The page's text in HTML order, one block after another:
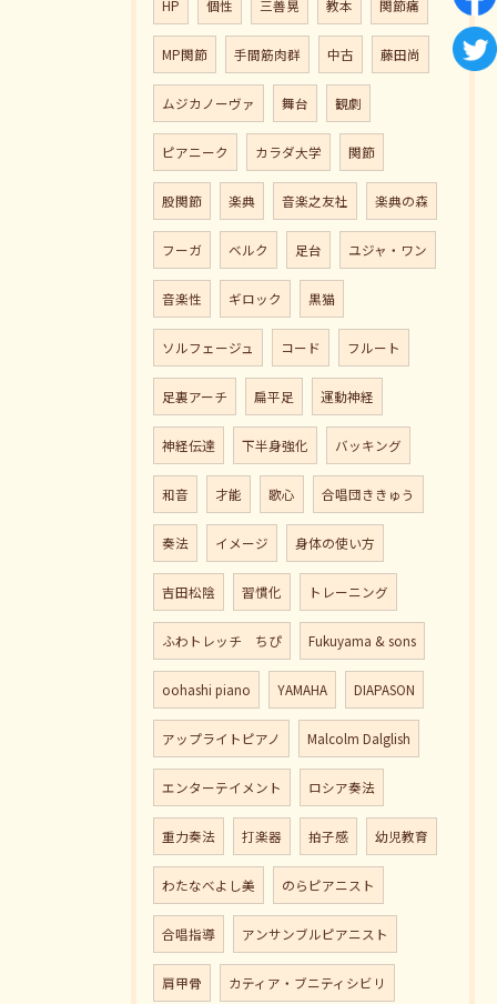
HP 個性 三善晃 教本 関節痛
MP関節 手間筋肉群 中古 藤田尚
ムジカノーヴァ 舞台 観劇
ピアニーク カラダ大学 関節
股関節 楽典 音楽之友社 楽典の森
フーガ ベルク 足台 ユジャ・ワン
音楽性 ギロック 黒猫
ソルフェージュ コード フルート
足裏アーチ 扁平足 運動神経
神経伝達 下半身強化 バッキング
和音 才能 歌心 合唱団ききゅう
奏法 イメージ 身体の使い方
吉田松陰 習慣化 トレーニング
ふわトレッチ ちぴ Fukuyama & sons
oohashi piano YAMAHA DIAPASON
アップライトピアノ Malcolm Dalglish
エンターテイメント ロシア奏法
重力奏法 打楽器 拍子感 幼児教育
わたなべよし美 のらピアニスト
合唱指導 アンサンブルピアニスト
肩甲骨 カティア・ブニティシビリ